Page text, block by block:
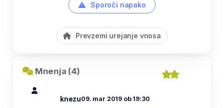
Sporoči napako
Prevzemi urejanje vnosa
Mnenja (4)
knezu09. mar 2019 ob 19:30